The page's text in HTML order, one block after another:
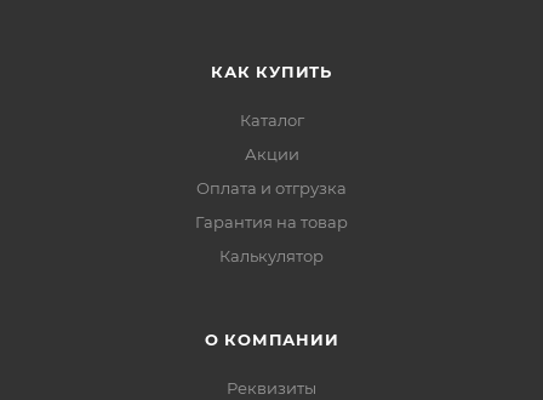
КАК КУПИТЬ
Каталог
Акции
Оплата и отгрузка
Гарантия на товар
Калькулятор
О КОМПАНИИ
Реквизиты